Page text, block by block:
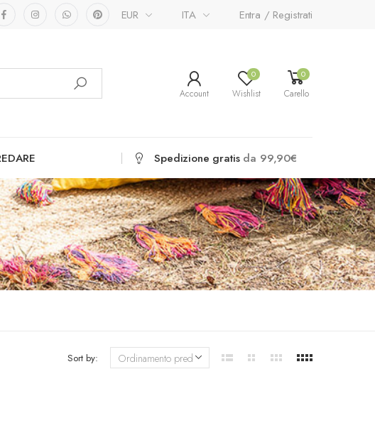
EUR ITA Entra / Registrati
Account
0
Wishlist
0
Carello
Spedizione gratisda 99,90€
Sort by: